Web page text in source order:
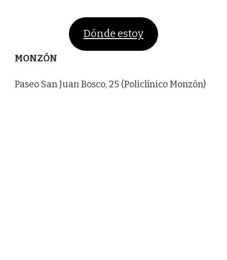
Dónde estoy
MONZÓN
Paseo San Juan Bosco, 25 (Policlínico Monzón)